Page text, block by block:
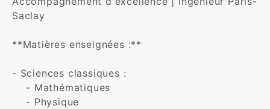
Saclay
**Matières enseignées :**
- Sciences classiques :